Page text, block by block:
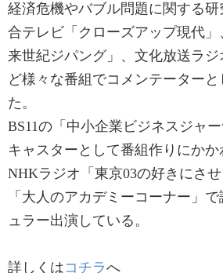
経済危機やバブル問題に関する
合テレビ「クローズアップ現代
来世紀ジパング」、文化放送ラ
ど様々な番組でコメンテーターと
た。
BS11の「中小企業ビジネスジャ
キャスターとして番組作りにかか
NHKラジオ「東京03の好きにさ
「大人のアカデミーコーナー」
ュラー出演している。
詳しくはコチラ​へ